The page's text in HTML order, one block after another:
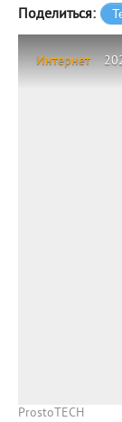
Поделиться:
Интернет
ProstoTECH